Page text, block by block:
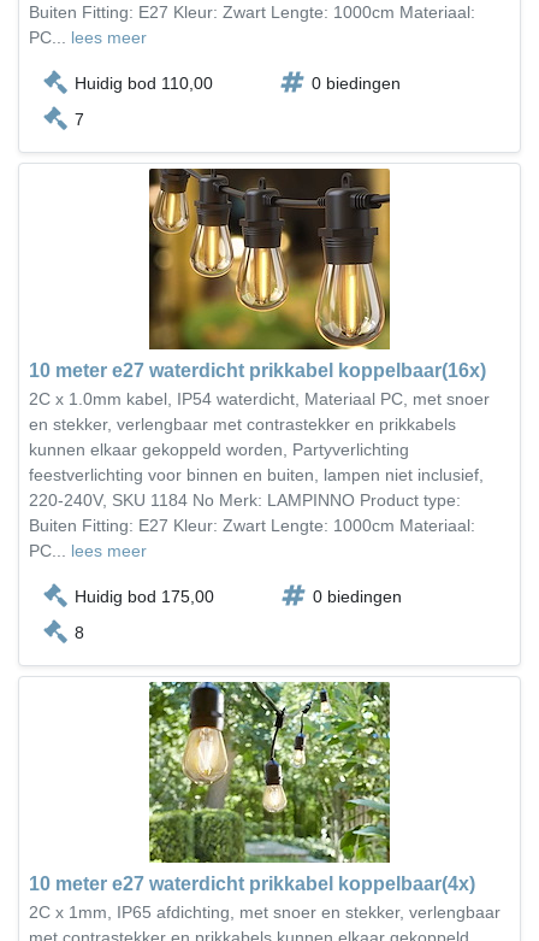
Buiten Fitting: E27 Kleur: Zwart Lengte: 1000cm Materiaal:
PC... lees meer
Huidig bod 110,00
0 biedingen
7
10 meter e27 waterdicht prikkabel koppelbaar(16x)
2C x 1.0mm kabel, IP54 waterdicht, Materiaal PC, met snoer
en stekker, verlengbaar met contrastekker en prikkabels
kunnen elkaar gekoppeld worden, Partyverlichting
feestverlichting voor binnen en buiten, lampen niet inclusief,
220-240V, SKU 1184 No Merk: LAMPINNO Product type:
Buiten Fitting: E27 Kleur: Zwart Lengte: 1000cm Materiaal:
PC... lees meer
Huidig bod 175,00
0 biedingen
8
10 meter e27 waterdicht prikkabel koppelbaar(4x)
2C x 1mm, IP65 afdichting, met snoer en stekker, verlengbaar
met contrastekker en prikkabels kunnen elkaar gekoppeld